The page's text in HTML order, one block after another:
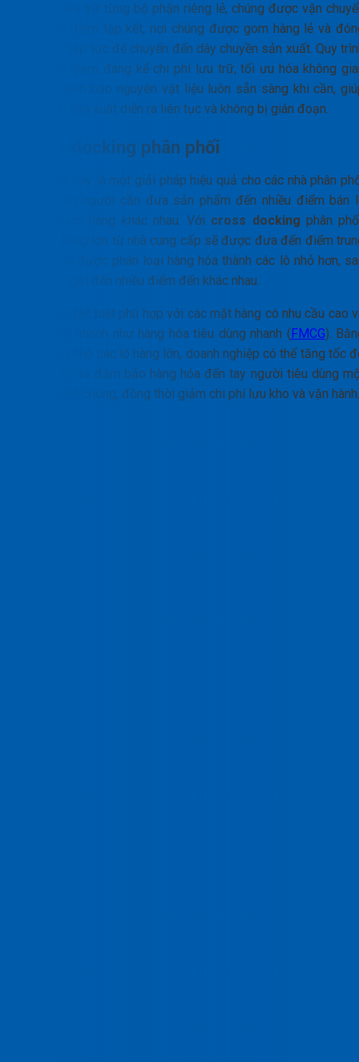
Thay vì lưu trữ từng bộ phận riêng lẻ, chúng được vận
đến một điểm tập kết, nơi chúng được gom hàng lẻ và
gói ngay lập tức để chuyển đến dây chuyền sản xuất. Quy
này giúp giảm đáng kể chi phí lưu trữ, tối ưu hóa không
kho và đảm bảo nguyên vật liệu luôn sẵn sàng khi cần,
quy trình sản xuất diễn ra liên tục và không bị gián đoạn.
Cross docking phân phối
Loại hình này là một giải pháp hiệu quả cho các nhà phân
lớn, những người cần đưa sản phẩm đến nhiều điểm bán
hoặc khách hàng khác nhau. Với cross docking phân
một tải hàng lớn từ nhà cung cấp sẽ được đưa đến điểm
chuyển và được phân loại hàng hóa thành các lô nhỏ hơn,
đó được gửi đến nhiều điểm đến khác nhau.
Điều này đặc biệt phù hợp với các mặt hàng có nhu cầu cao
lưu thông nhanh như hàng hóa tiêu dùng nhanh ( FMCG).
cách chia nhỏ các lô hàng lớn, doanh nghiệp có thể tăng tốc
phân phối và đảm bảo hàng hóa đến tay người tiêu dùng
cách nhanh chóng, đồng thời giảm chi phí lưu kho và vận hành.